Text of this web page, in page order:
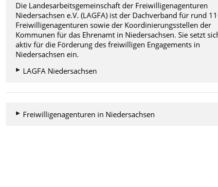
Die Landesarbeitsgemeinschaft der Freiwilligenagenturen
Niedersachsen e.V. (LAGFA) ist der Dachverband für rund
Freiwilligenagenturen sowie der Koordinierungsstellen der
Kommunen für das Ehrenamt in Niedersachsen. Sie setzt
aktiv für die Förderung des freiwilligen Engagements in
Niedersachsen ein.
LAGFA Niedersachsen
Freiwilligenagenturen in Niedersachsen